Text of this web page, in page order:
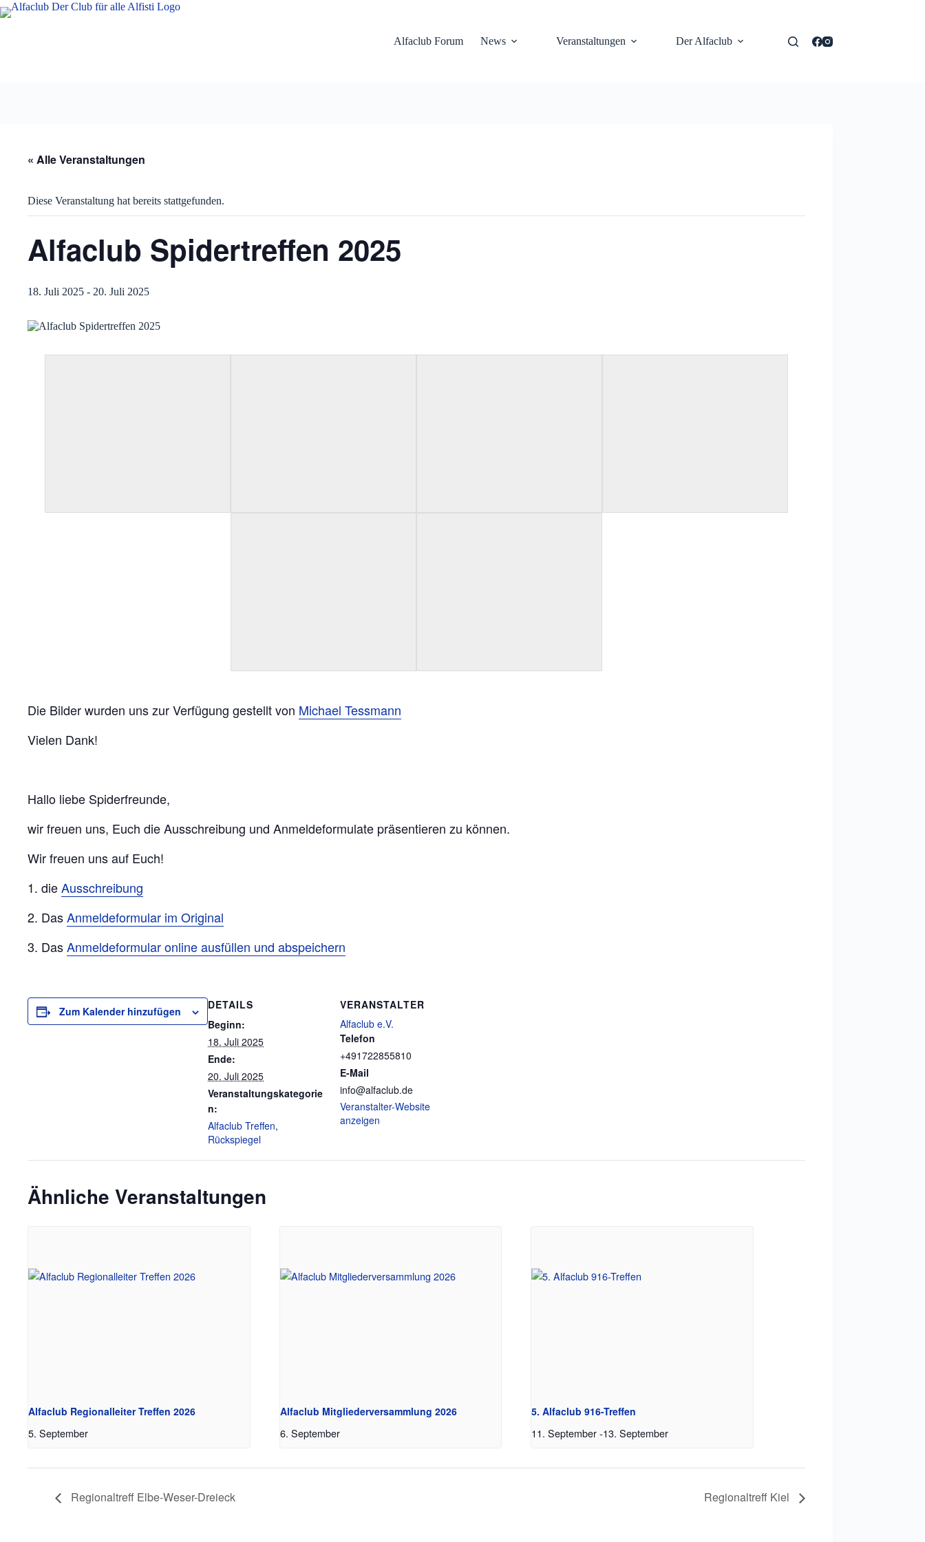
Zum
Inhalt
Alfaclub Forum
News Veranstaltungen Der Alfaclub
« Alle Veranstaltungen
Diese Veranstaltung hat bereits stattgefunden.
Alfaclub Spidertreffen 2025
18. Juli 2025 - 20. Juli 2025
Die Bilder wurden uns zur Verfügung gestellt von Michael Tessmann
Vielen Dank!
Hallo liebe Spiderfreunde,
wir freuen uns, Euch die Ausschreibung und Anmeldeformulate präsentieren zu können.
Wir freuen uns auf Euch!
1. dieAusschreibung
2. DasAnmeldeformular im Original
3. DasAnmeldeformular online ausfüllen und abspeichern
Zum Kalender hinzufügen
DETAILS
Beginn:
18. Juli 2025
Ende:
20. Juli 2025
Veranstaltungskategorie
n:
Alfaclub Treffen,
Rückspiegel
VERANSTALTER
Alfaclub e.V.
Telefon
+491722855810
E-Mail
info@alfaclub.de
Veranstalter-Website
anzeigen
Ähnliche Veranstaltungen
Alfaclub Regionalleiter Treffen 2026
5. September
Alfaclub Mitgliederversammlung 2026
6. September
5. Alfaclub 916-Treffen
11. September -13. September
Regionaltreff Elbe-Weser-Dreieck Regionaltreff Kiel